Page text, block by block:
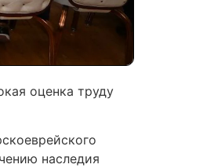
оценка труду
наследия